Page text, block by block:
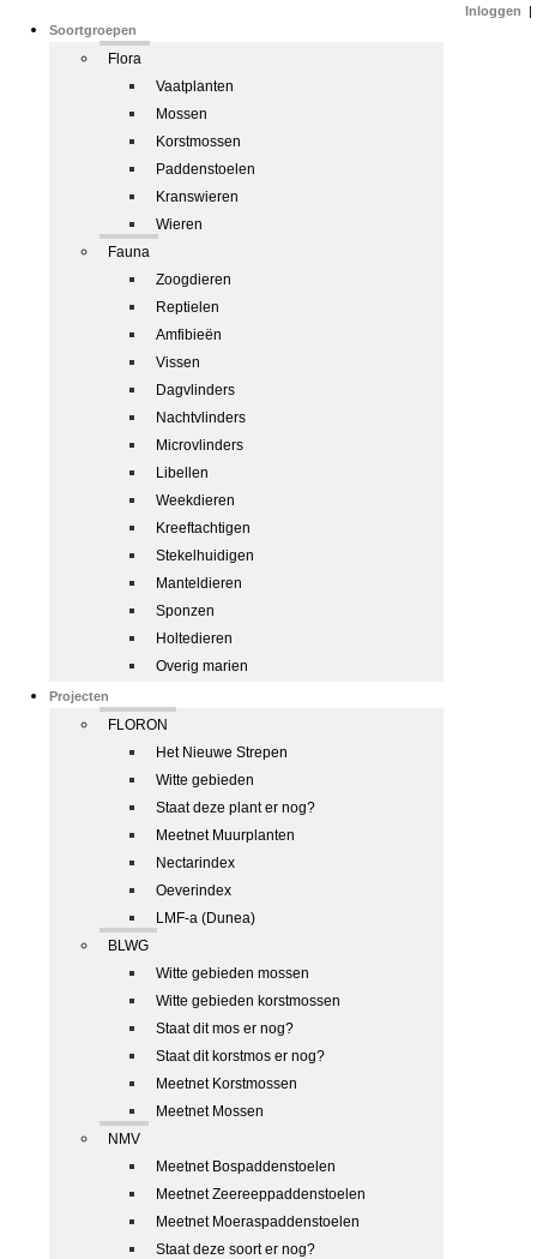
Soortgroepen
Flora
Vaatplanten
Mossen
Korstmossen
Paddenstoelen
Kranswieren
Wieren
Fauna
Zoogdieren
Reptielen
Amfibieën
Vissen
Dagvlinders
Nachtvlinders
Microvlinders
Libellen
Weekdieren
Kreeftachtigen
Stekelhuidigen
Manteldieren
Sponzen
Holtedieren
Overig marien
Projecten
FLORON
Het Nieuwe Strepen
Witte gebieden
Staat deze plant er nog?
Meetnet Muurplanten
Nectarindex
Oeverindex
LMF-a (Dunea)
BLWG
Witte gebieden mossen
Witte gebieden korstmossen
Staat dit mos er nog?
Staat dit korstmos er nog?
Meetnet Korstmossen
Meetnet Mossen
NMV
Meetnet Bospaddenstoelen
Meetnet Zeereeppaddenstoelen
Meetnet Moeraspaddenstoelen
Staat deze soort er nog?
Inloggen |